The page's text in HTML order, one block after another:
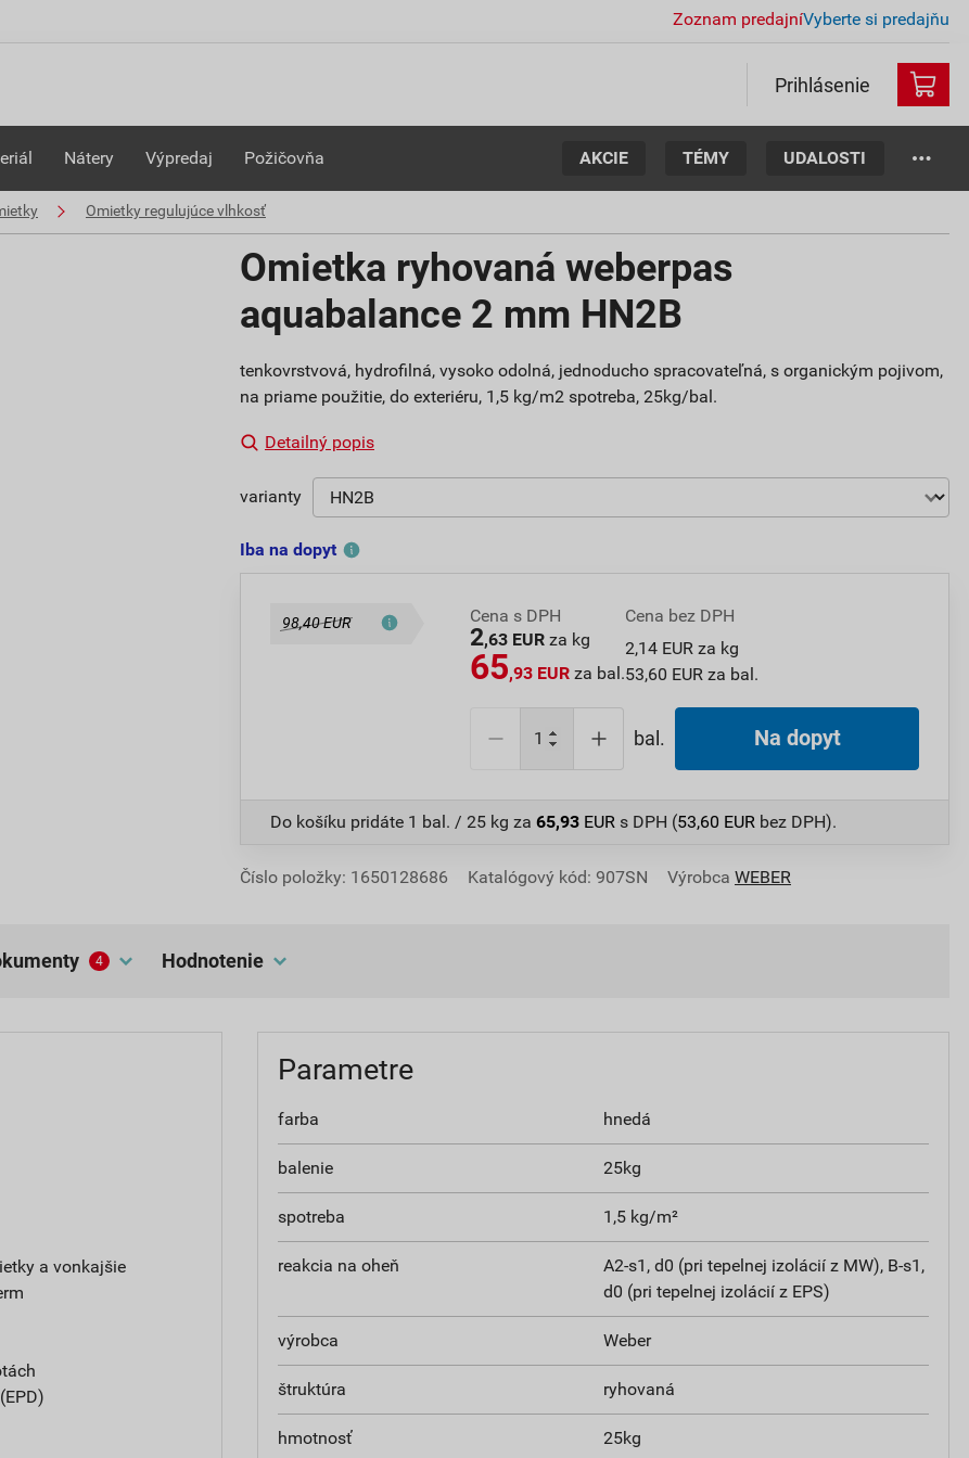
Zoznam predajníVyberte si predajňu
Prihlásenie
Nátery Výpredaj Požičovňa AKCIE TÉMY UDALOSTI
Omietky regulujúce vlhkosť
Omietka ryhovaná weberpas
aquabalance 2 mm HN2B
tenkovrstvová, hydrofilná, vysoko odolná, jednoducho spracovateľná, s organickým pojivom,
na priame použitie, do exteriéru, 1,5 kg/m2 spotreba, 25kg/bal.
Detailný popis
varianty
Iba na dopyt
98,40 EUR Cena s DPH
2,63 EUR za kg
65,93 EUR za bal.
Cena bez DPH
2,14 EUR za kg
53,60 EUR za bal.
bal. Na dopyt
Do košíku pridáte 1 bal. / 25 kg za 65,93 EUR s DPH (53,60 EUR bez DPH).
Číslo položky: 1650128686 Katalógový kód: 907SN Výrobca WEBER
4 hodnotenie
a vonkajšie
Parametre
farba hnedá
balenie 25kg
spotreba 1,5 kg/m²
reakcia na oheň
A2-s1, d0 (pri tepelnej izolácií z MW), B-s1,
d0 (pri tepelnej izolácií z EPS)
výrobca Weber
štruktúra ryhovaná
hmotnosť 25kg